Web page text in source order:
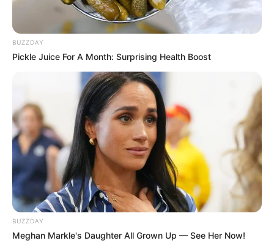
BUZZDAY
Pickle Juice For A Month: Surprising Health Boost
BUZZDAY
Meghan Markle's Daughter All Grown Up — See Her Now!